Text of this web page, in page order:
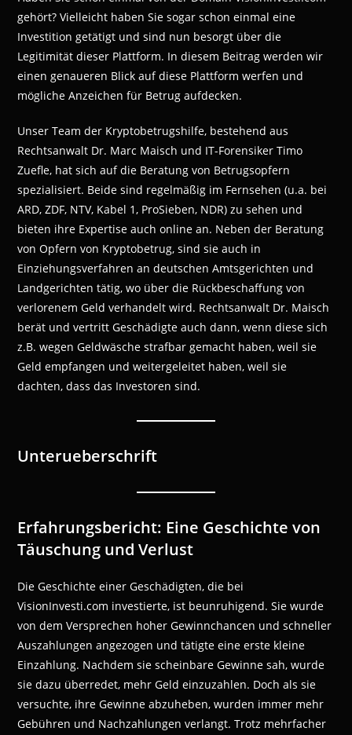
gehört? Vielleicht haben Sie sogar schon einmal eine
Investition getätigt und sind nun besorgt über die
Legitimität dieser Plattform. In diesem Beitrag werden wir
einen genaueren Blick auf diese Plattform werfen und
mögliche Anzeichen für Betrug aufdecken.
Unser Team der Kryptobetrugshilfe, bestehend aus
Rechtsanwalt Dr. Marc Maisch und IT-Forensiker Timo
Zuefle, hat sich auf die Beratung von Betrugsopfern
spezialisiert. Beide sind regelmäßig im Fernsehen (u.a. bei
ARD, ZDF, NTV, Kabel 1, ProSieben, NDR) zu sehen und
bieten ihre Expertise auch online an. Neben der Beratung
von Opfern von Kryptobetrug, sind sie auch in
Einziehungsverfahren an deutschen Amtsgerichten und
Landgerichten tätig, wo über die Rückbeschaffung von
verlorenem Geld verhandelt wird. Rechtsanwalt Dr. Maisch
berät und vertritt Geschädigte auch dann, wenn diese sich
z.B. wegen Geldwäsche strafbar gemacht haben, weil sie
Geld empfangen und weitergeleitet haben, weil sie
dachten, dass das Investoren sind.
Unterueberschrift
Erfahrungsbericht: Eine Geschichte von
Täuschung und Verlust
Die Geschichte einer Geschädigten, die bei
VisionInvesti.com investierte, ist beunruhigend. Sie wurde
von dem Versprechen hoher Gewinnchancen und schneller
Auszahlungen angezogen und tätigte eine erste kleine
Einzahlung. Nachdem sie scheinbare Gewinne sah, wurde
sie dazu überredet, mehr Geld einzuzahlen. Doch als sie
versuchte, ihre Gewinne abzuheben, wurden immer mehr
Gebühren und Nachzahlungen verlangt. Trotz mehrfacher